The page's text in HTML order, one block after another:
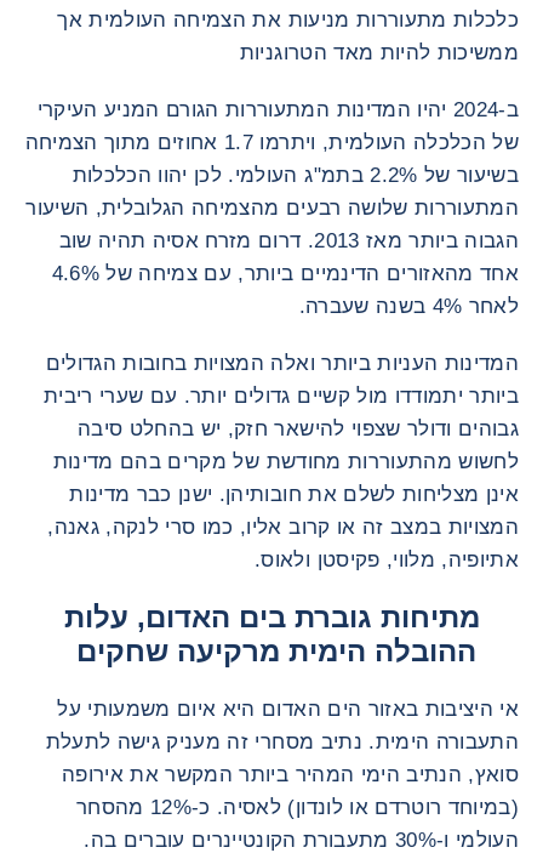
כלכלות מתעוררות מניעות את הצמיחה העולמית אך
ממשיכות להיות מאד הטרוגניות
ב-2024 יהיו המדינות המתעוררות הגורם המניע העיקרי
של הכלכלה העולמית, ויתרמו 1.7 אחוזים מתוך הצמיחה
בשיעור של 2.2% בתמ"ג העולמי. לכן יהוו הכלכלות
המתעוררות שלושה רבעים מהצמיחה הגלובלית, השיעור
הגבוה ביותר מאז 2013. דרום מזרח אסיה תהיה שוב
אחד מהאזורים הדינמיים ביותר, עם צמיחה של 4.6%
לאחר 4% בשנה שעברה.
המדינות העניות ביותר ואלה המצויות בחובות הגדולים
ביותר יתמודדו מול קשיים גדולים יותר. עם שערי ריבית
גבוהים ודולר שצפוי להישאר חזק, יש בהחלט סיבה
לחשוש מהתעוררות מחודשת של מקרים בהם מדינות
אינן מצליחות לשלם את חובותיהן. ישנן כבר מדינות
המצויות במצב זה או קרוב אליו, כמו סרי לנקה, גאנה,
אתיופיה, מלווי, פקיסטן ולאוס.
מתיחות גוברת בים האדום, עלות
ההובלה הימית מרקיעה שחקים
אי היציבות באזור הים האדום היא איום משמעותי על
התעבורה הימית. נתיב מסחרי זה מעניק גישה לתעלת
סואץ, הנתיב הימי המהיר ביותר המקשר את אירופה
(במיוחד רוטרדם או לונדון) לאסיה. כ-12% מהסחר
העולמי ו-30% מתעבורת הקונטיינרים עוברים בה.